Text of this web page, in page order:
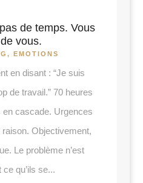
de temps. Vous
vous.
, EMOTIONS
en disant : “Je suis
de travail.” 70 heures
cascade. Urgences
Objectivement,
Le problème n’est
qu’ils se...